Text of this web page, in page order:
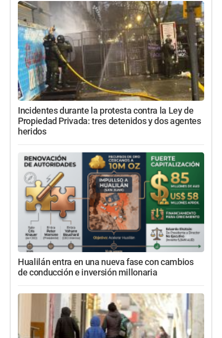
Incidentes durante la protesta contra la Ley de
Propiedad Privada: tres detenidos y dos agentes
heridos
Hualilán entra en una nueva fase con cambios
de conducción e inversión millonaria